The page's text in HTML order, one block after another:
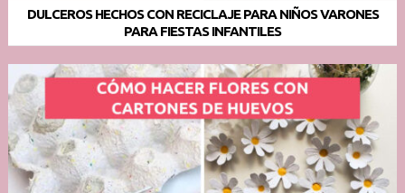
DULCEROS HECHOS CON RECICLAJE PARA NIÑOS VARONES
PARA FIESTAS INFANTILES